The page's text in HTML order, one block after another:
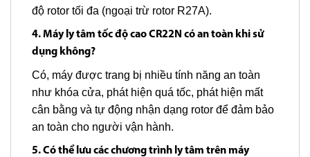
độ rotor tối đa (ngoại trừ rotor R27A).
4. Máy ly tâm tốc độ cao CR22N có an toàn khi sử
dụng không?
Có, máy được trang bị nhiều tính năng an toàn
như khóa cửa, phát hiện quá tốc, phát hiện mất
cân bằng và tự động nhận dạng rotor để đảm bảo
an toàn cho người vận hành.
5. Có thể lưu các chương trình ly tâm trên máy